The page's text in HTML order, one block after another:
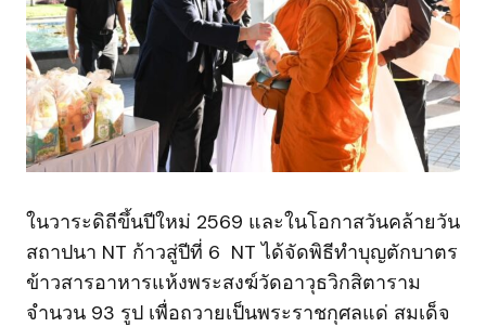
ในวาระดิถีขึ้นปีใหม่ 2569 และในโอกาสวันคล้ายวัน
สถาปนา NT ก้าวสู่ปีที่ 6 NT ได้จัดพิธีทำบุญตักบาตร
ข้าวสารอาหารแห้งพระสงฆ์วัดอาวุธวิกสิตาราม
จำนวน 93 รูป เพื่อถวายเป็นพระราชกุศลแด่ สมเด็จ